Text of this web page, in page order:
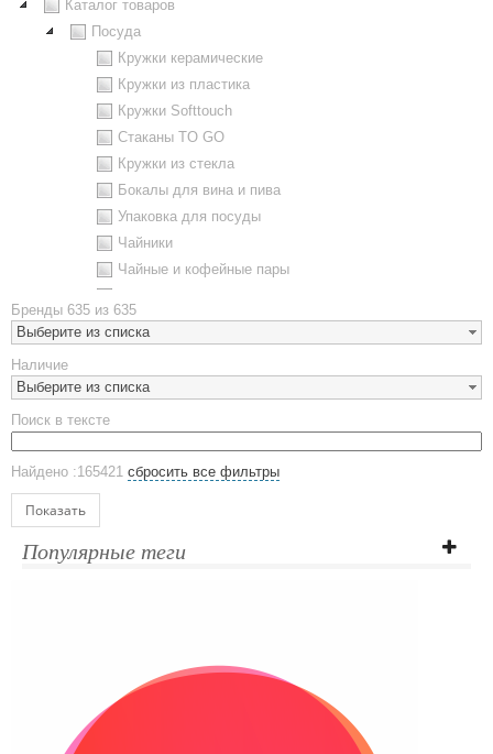
Каталог товаров
Посуда
Кружки керамические
Кружки из пластика
Кружки Softtouch
Стаканы TO GO
Кружки из стекла
Бокалы для вина и пива
Упаковка для посуды
Чайники
Чайные и кофейные пары
Наборы посуды
Предметы сервировки
Стаканы
Эко кружки
ЕВРОПОСУДА
Аксессуары
Ежедневники и блокноты
Датированные ежедневники
Планинги недатированные
Телефонные книжки
Бренды 635 из 635
Выберите из списка
Наличие
Выберите из списка
Поиск в тексте
Найдено :165421 сбросить все фильтры
Показать
Популярные теги